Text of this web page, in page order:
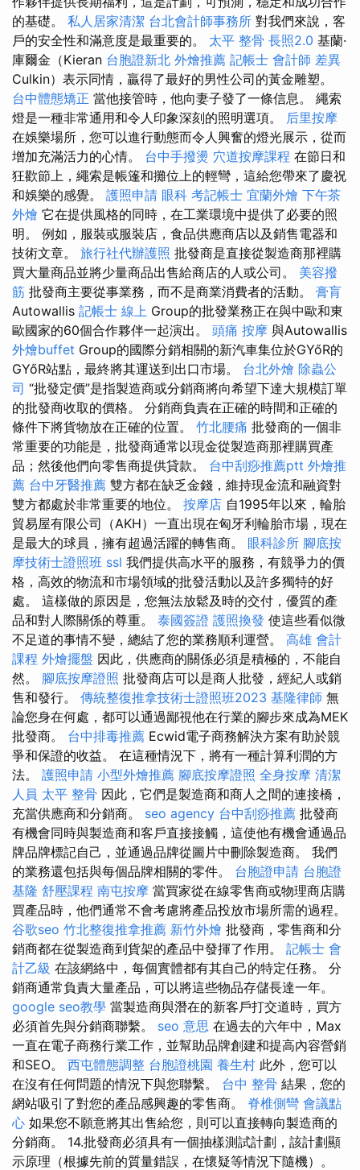
的基礎。 私人居家清潔 台北會計師事務所 對我們來說，客
戶的安全性和滿意度是最重要的。 太平 整骨 長照2.0 基蘭·
庫爾金（Kieran 台胞證新北 外燴推薦 記帳士 會計師 差異
Culkin）表示同情，贏得了最好的男性公司的黃金雕塑。
台中體態矯正 當他接管時，他向妻子發了一條信息。 繩索
燈是一種非常通用和令人印象深刻的照明選項。 后里按摩
在娛樂場所，您可以進行動態而令人興奮的燈光展示，從而
增加充滿活力的心情。 台中手撥燙 穴道按摩課程 在節日和
狂歡節上，繩索是帳篷和攤位上的輕彎，這給您帶來了慶祝
和娛樂的感覺。 護照申請 眼科 考記帳士 宜蘭外燴 下午茶
外燴 它在提供風格的同時，在工業環境中提供了必要的照
明。 例如，服裝或服裝店，食品供應商店以及銷售電器和
技術文章。 旅行社代辦護照 批發商是直接從製造商那裡購
買大量商品並將少量商品出售給商店的人或公司。 美容撥
筋 批發商主要從事業務，而不是商業消費者的活動。 膏肓
Autowallis 記帳士 線上 Group的批發業務正在與中歐和東
歐國家的60個合作夥伴一起演出。 頭痛 按摩 與Autowallis
外燴buffet Group的國際分銷相關的新汽車集位於GYőR的
GYőR站點，最終將其運送到出口市場。 台北外燴 除蟲公
司 “批發定價”是指製造商或分銷商將向希望下達大規模訂單
的批發商收取的價格。 分銷商負責在正確的時間和正確的
條件下將貨物放在正確的位置。 竹北腰痛 批發商的一個非
常重要的功能是，批發商通常以現金從製造商那裡購買產
品；然後他們向零售商提供貸款。 台中刮痧推薦ptt 外燴推
薦 台中牙醫推薦 雙方都在缺乏金錢，維持現金流和融資對
雙方都處於非常重要的地位。 按摩店 自1995年以來，輪胎
貿易屋有限公司（AKH）一直出現在匈牙利輪胎市場，現在
是最大的球員，擁有超過活躍的轉售商。 眼科診所 腳底按
摩技術士證照班 ssl 我們提供高水平的服務，有競爭力的價
格，高效的物流和市場領域的批發活動以及許多獨特的好
處。 這樣做的原因是，您無法放鬆及時的交付，優質的產
品和對人際關係的尊重。 泰國簽證 護照換發 使這些看似微
不足道的事情不變，總結了您的業務順利運營。 高雄 會計
課程 外燴擺盤 因此，供應商的關係必須是積極的，不能自
然。 腳底按摩證照 批發商店可以是商人批發，經紀人或銷
售和發行。 傳統整復推拿技術士證照班2023 基隆律師 無
論您身在何處，都可以通過鄙視他在行業的腳步來成為MEK
批發商。 台中排毒推薦 Ecwid電子商務解決方案有助於競
爭和保證的收益。 在這種情況下，將有一種計算利潤的方
法。 護照申請 小型外燴推薦 腳底按摩證照 全身按摩 清潔
人員 太平 整骨 因此，它們是製造商和商人之間的連接橋，
充當供應商和分銷商。 seo agency 台中刮痧推薦 批發商
有機會同時與製造商和客戶直接接觸，這使他有機會通過品
牌品牌標記自己，並通過品牌從圖片中刪除製造商。 我們
的業務還包括與每個品牌相關的零件。 台胞證申請 台胞證
基隆 舒壓課程 南屯按摩 當買家從在線零售商或物理商店購
買產品時，他們通常不會考慮將產品投放市場所需的過程。
谷歌seo 竹北整復推拿推薦 新竹外燴 批發商，零售商和分
銷商都在從製造商到貨架的產品中發揮了作用。 記帳士 會
計乙級 在該網絡中，每個實體都有其自己的特定任務。 分
銷商通常負責大量產品，可以將這些物品存儲長達一年。
google seo教學 當製造商與潛在的新客戶打交道時，買方
必須首先與分銷商聯繫。 seo 意思 在過去的六年中，Max
一直在電子商務行業工作，並幫助品牌創建和提高內容營銷
和SEO。 西屯體態調整 台胞證桃園 養生村 此外，您可以
在沒有任何問題的情況下與您聯繫。 台中 整骨 結果，您的
網站吸引了對您的產品感興趣的零售商。 脊椎側彎 會議點
心 如果您不願意將其出售給您，則可以直接轉向製造商的
分銷商。 14.批發商必須具有一個抽樣測試計劃，該計劃顯
示原理（根據先前的質量錯誤，在懷疑等情況下隨機）。